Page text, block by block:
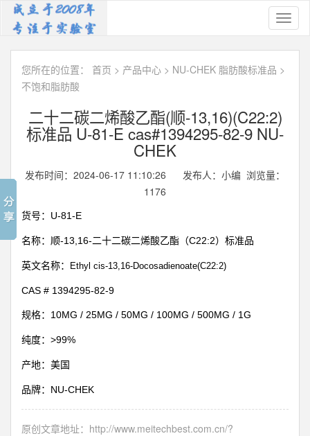
您所在的位置： 首页 > 产品中心 > NU-CHEK 脂肪酸标准品 >
不饱和脂肪酸
二十二碳二烯酸乙酯(顺-13,16)(C22:2)
标准品 U-81-E cas#1394295-82-9 NU-
CHEK
发布时间：2024-06-17 11:10:26 发布人：小编 浏览量：
1176
货号： U-81-E
名称：顺-13,16-二十二碳二烯酸乙酯（C22:2）标准品
英文名称： Ethyl cis-13,16-Docosadienoate(C22:2)
CAS # 1394295-82-9
规格： 10MG / 25MG / 50MG / 100MG / 500MG / 1G
纯度： >99%
产地：美国
品牌： NU-CHEK
原创文章地址： http://www.meitechbest.com.cn/?